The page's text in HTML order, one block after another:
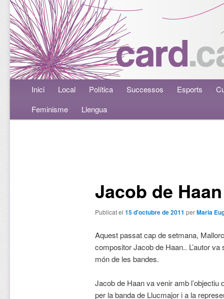
Menú principalAneu al contingut principal
Aneu al contingut secundari
Inici Local Política Successos Esports
Feminisme
Llengua
Jacob de
Publicat el 15 d'octubre de 2011 perMaria
Aquest passat cap de setmana,
compositor Jacob de Haan.. L’autor
món de les bandes.
Jacob de Haan va venir amb l’objectiu
per la banda de Llucmajor i a la